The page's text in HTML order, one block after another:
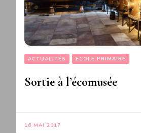
ACTUALITÉS ECOLE PRIMAIRE
Sortie à l’écomusée
16 MAI 2017